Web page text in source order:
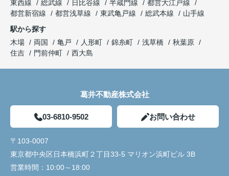
東西線
総武線 日比谷線 半蔵門線
都営大江戸線
都営新宿線
都営浅草線 東武亀戸線 総武本線
山手線
駅から探す
木場
両国 亀戸 人形町 錦糸町 浅草橋
秋葉原
住吉
門前仲町 西大島
葛井不動産株式会社
03-6810-9502 お問い合わせ
〒103-0007
東京都中央区日本橋浜町２丁目33-5 マリオン浜町ビル 3B
営業時間： 10:00～18:00